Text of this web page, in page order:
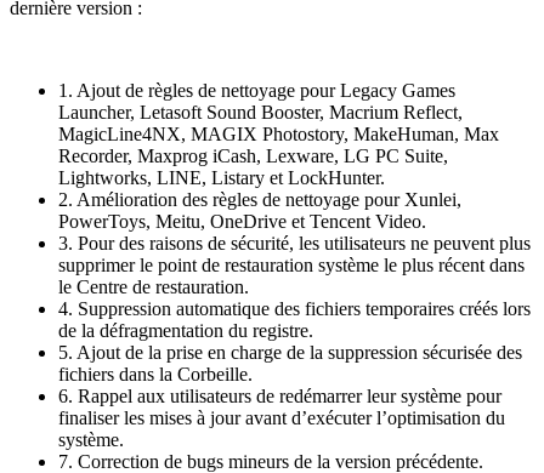
dernière version :
1. Ajout de règles de nettoyage pour Legacy Games
Launcher, Letasoft Sound Booster, Macrium Reflect,
MagicLine4NX, MAGIX Photostory, MakeHuman, Max
Recorder, Maxprog iCash, Lexware, LG PC Suite,
Lightworks, LINE, Listary et LockHunter.
2. Amélioration des règles de nettoyage pour Xunlei,
PowerToys, Meitu, OneDrive et Tencent Video.
3. Pour des raisons de sécurité, les utilisateurs ne peuvent plus
supprimer le point de restauration système le plus récent dans
le Centre de restauration.
4. Suppression automatique des fichiers temporaires créés lors
de la défragmentation du registre.
5. Ajout de la prise en charge de la suppression sécurisée des
fichiers dans la Corbeille.
6. Rappel aux utilisateurs de redémarrer leur système pour
finaliser les mises à jour avant d’exécuter l’optimisation du
système.
7. Correction de bugs mineurs de la version précédente.